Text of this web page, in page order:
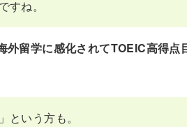
ね。
留学に感化されてTOEIC高得点
いう方も。